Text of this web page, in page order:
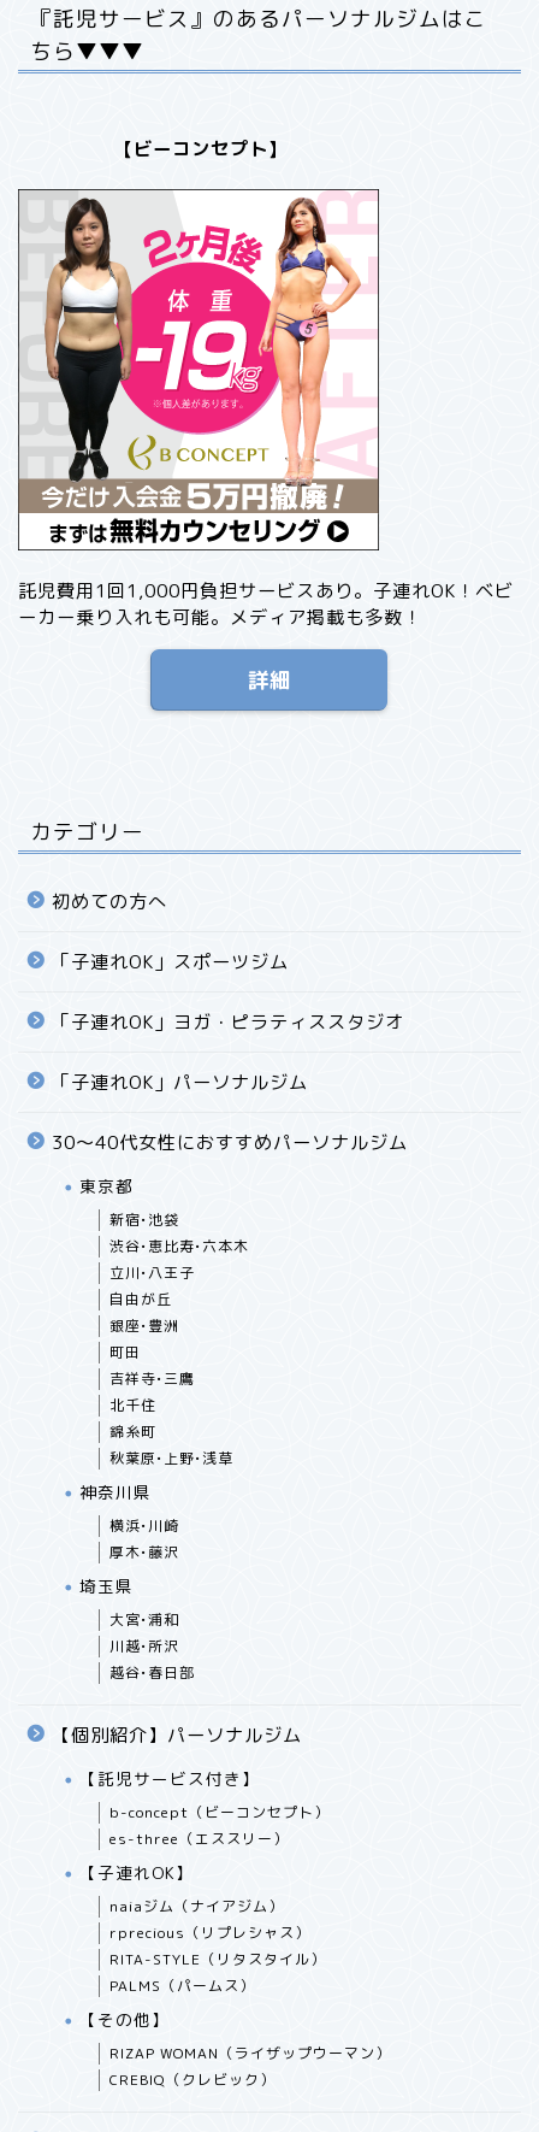
『託児サービス』のあるパーソナルジムはこ
ちら▼▼▼
【ビーコンセプト】
託児費用1回1,000円負担サービスあり。子連れOK！ベビ
ーカー乗り入れも可能。メディア掲載も多数！
詳細
カテゴリー
初めての方へ
「子連れOK」スポーツジム
「子連れOK」ヨガ・ピラティススタジオ
「子連れOK」パーソナルジム
30〜40代女性におすすめパーソナルジム
東京都
新宿•池袋
渋谷•恵比寿•六本木
立川•八王子
自由が丘
銀座•豊洲
町田
吉祥寺•三鷹
北千住
錦糸町
秋葉原•上野•浅草
神奈川県
横浜•川崎
厚木•藤沢
埼玉県
大宮•浦和
川越•所沢
越谷•春日部
【個別紹介】パーソナルジム
【託児サービス付き】
b-concept（ビーコンセプト）
es-three（エススリー）
【子連れOK】
naiaジム（ナイアジム）
rprecious（リプレシャス）
RITA-STYLE（リタスタイル）
PALMS（パームス）
【その他】
RIZAP WOMAN（ライザップウーマン）
CREBIQ（クレビック）